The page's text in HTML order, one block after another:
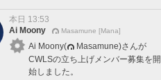
本日 13:53
Ai Moony
Masamune [Mana]
Ai Moony(
Masamune)さんが
CWLSの立ち上げメンバー募集を開
始しました。